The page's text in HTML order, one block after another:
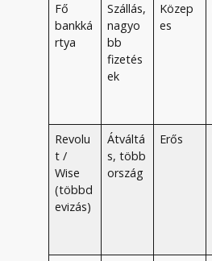
Fő
bankká
rtya
Szállás,
nagyo
bb
fizetés
ek
Közep
es
Revolu
t /
Wise
(többd
evizás)
Átváltá
s, több
ország
Erős